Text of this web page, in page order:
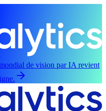
de vision par IA revient